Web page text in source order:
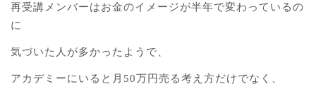
再受講メンバーはお金のイメージが半年で変わっているの
に
気づいた人が多かったようで、
アカデミーにいると月50万円売る考え方だけでなく、